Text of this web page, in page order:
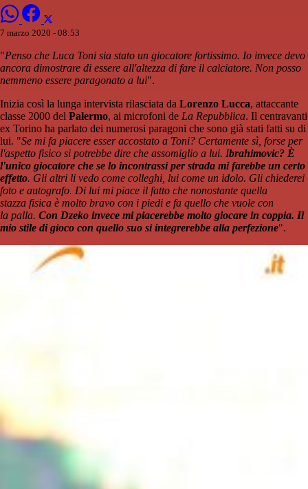
7 marzo 2020 - 08:53
"Penso che Luca Toni sia stato un giocatore fortissimo. Io invece devo
ancora dimostrare di essere all'altezza di fare il calciatore. Non posso
nemmeno essere paragonato a lui".
Inizia così la lunga intervista rilasciata da Lorenzo Lucca, attaccante
classe 2000 del Palermo, ai microfoni de La Repubblica. Il centravanti
ex Torino ha parlato dei numerosi paragoni che sono già stati fatti su di
lui. "Se mi fa piacere esser accostato a Toni? Certamente sì, forse per
l'aspetto fisico si potrebbe dire che assomiglio a lui. Ibrahimovic? È
l'unico giocatore che se lo incontrassi per strada mi farebbe un certo
effetto. Gli altri li vedo come colleghi, lui come un idolo. Gli chiederei
foto e autografo. Di lui mi piace il fatto che nonostante quella
stazza fisica è molto bravo con i piedi e fa quello che vuole con
la palla. Con Dzeko invece mi piacerebbe molto giocare in coppia. Il
mio stile di gioco con quello suo si integrerebbe alla perfezione".